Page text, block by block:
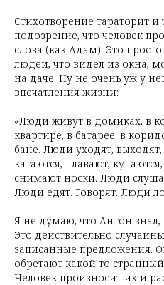
Стихотворение тараторит и
подозрение, что человек
слова (как Адам). Это
людей, что видел из окна,
на даче. Ну не очень уж у
впечатления жизни:
«Люди живут в домиках, в
квартире, в батарее, в
бане. Люди уходят,
катаются, плавают,
снимают носки. Люди
Люди едят. Говорят. Люди
Я не думаю, что Антон знал,
Это действительно
записанные предложения.
обретают какой-то
Человек произносит их и